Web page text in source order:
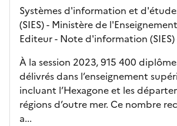
Systèmes d'information et
(SIES) - Ministère de
Editeur- Note d'information (SIES)
À la session 2023, 915 400
délivrés dans l’enseignement
incluant l’Hexagone et les
régions d’outre mer. Ce nombre
a...